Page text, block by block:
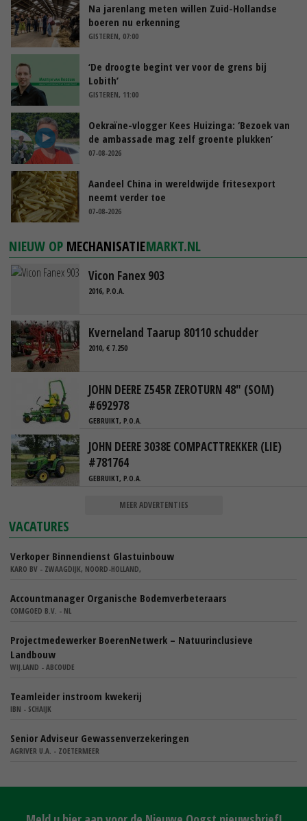
Na jarenlang meten willen Zuid-Hollandse
boeren nu erkenning
GISTEREN, 07:00
‘De droogte begint ver voor de grens bij
Lobith’
GISTEREN, 11:00
Oekraïne-vlogger Kees Huizinga: ‘Bezoek van
de ambassade mag zelf groente plukken’
07-08-2026
Aandeel China in wereldwijde fritesexport
neemt verder toe
07-08-2026
NIEUW OP MECHANISATIEMARKT.NL
Vicon Fanex 903
2016, P.O.A.
Kverneland Taarup 80110 schudder
2010, € 7.250
JOHN DEERE Z545R ZEROTURN 48" (SOM)
#692978
GEBRUIKT, P.O.A.
JOHN DEERE 3038E COMPACTTREKKER (LIE)
#781764
GEBRUIKT, P.O.A.
MEER ADVERTENTIES
VACATURES
Verkoper Binnendienst Glastuinbouw
KARO BV - ZWAAGDIJK, NOORD-HOLLAND,
Accountmanager Organische Bodemverbeteraars
COMGOED B.V. - NL
Projectmedewerker BoerenNetwerk – Natuurinclusieve
Landbouw
WIJ.LAND - ABCOUDE
Teamleider instroom kwekerij
IBN - SCHAIJK
Senior Adviseur Gewassenverzekeringen
AGRIVER U.A. - ZOETERMEER